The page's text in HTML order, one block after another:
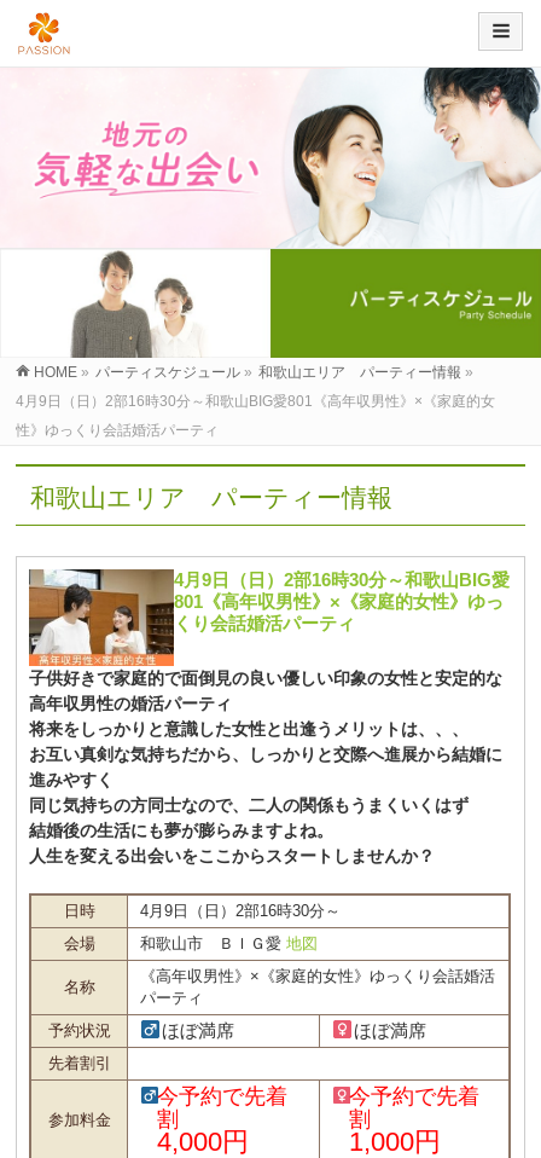
HOME » パーティスケジュール » 和歌山エリア パーティー情報 »
4月9日（日）2部16時30分～和歌山BIG愛801《高年収男性》×《家庭的女
性》ゆっくり会話婚活パーティ
和歌山エリア パーティー情報
4月9日（日）2部16時30分～和歌山BIG愛
801《高年収男性》×《家庭的女性》ゆっ
くり会話婚活パーティ
子供好きで家庭的で面倒見の良い優しい印象の女性と安定的な
高年収男性の婚活パーティ
将来をしっかりと意識した女性と出逢うメリットは、、、
お互い真剣な気持ちだから、しっかりと交際へ進展から結婚に
進みやすく
同じ気持ちの方同士なので、二人の関係もうまくいくはず
結婚後の生活にも夢が膨らみますよね。
人生を変える出会いをここからスタートしませんか？
日時
4月9日（日）2部16時30分～
会場
和歌山市 ＢＩＧ愛地図
名称
《高年収男性》×《家庭的女性》ゆっくり会話婚活
パーティ
予約状況
ほぼ満席 ほぼ満席
先着割引
参加料金
今予約で先着
割
4,000円
今予約で先着
割
1,000円